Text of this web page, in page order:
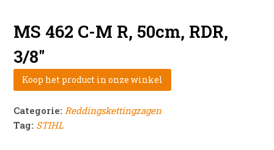
MS 462 C-M R, 50cm, RDR,
3/8″
Koop het product in onze winkel
Categorie: Reddingskettingzagen
Tag: STIHL